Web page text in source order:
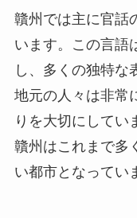
贛州では主に官話
います。この言語
し、多くの独特な
地元の人々は非常
りを大切にしてい
贛州はこれまで多
い都市となってい